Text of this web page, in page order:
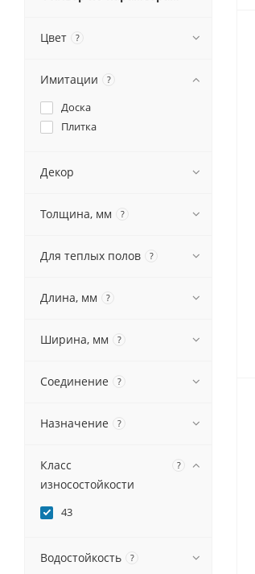
Цвет ?
Имитации ?
Доска
Плитка
Декор
Толщина, мм ?
Для теплых полов ?
Длина, мм ?
Ширина, мм ?
Соединение ?
Назначение ?
Класс
износостойкости
?
43
Водостойкость ?